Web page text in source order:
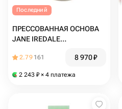
Последний
ПРЕССОВАННАЯ ОСНОВА
JANE IREDALE
MINERAL FOUNDATION SPF
2.79 161 8 970₽
2 243 ₽ × 4 платежа